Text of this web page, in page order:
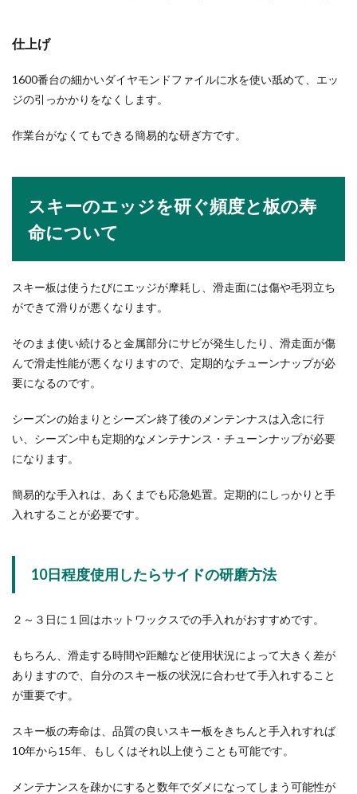
仕上げ
1600番台の細かいダイヤモンドファイルに水を使い舐めて、エッ
ジの引っかかりをなくします。
作業台がなくてもできる簡易的な研ぎ方です。
スキーのエッジを研ぐ頻度と板の寿
命について
スキー板は使うたびにエッジが摩耗し、滑走面には傷や毛羽立ち
ができて滑りが悪くなります。
そのまま使い続けると金属部分にサビが発生したり、滑走面が傷
んで滑走性能が悪くなりますので、定期的なチューンナップが必
要になるのです。
シーズンの始まりとシーズン終了後のメンテンナスは入念に行
い、シーズン中も定期的なメンテナンス・チューンナップが必要
になります。
簡易的な手入れは、あくまでも応急処置。定期的にしっかりと手
入れすることが必要です。
10日程度使用したらサイドの研磨方法
２～３日に１回はホットワックスでの手入れがおすすめです。
もちろん、滑走する時間や距離など使用状況によって大きく差が
ありますので、自分のスキー板の状況に合わせて手入れすること
が重要です。
スキー板の寿命は、品質の良いスキー板をきちんと手入れすれば
10年から15年、もしくはそれ以上使うことも可能です。
メンテナンスを疎かにすると数年でダメになってしまう可能性が